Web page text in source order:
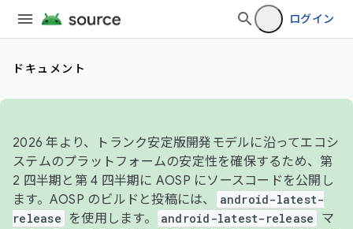
ログイン
ドキュメント
2026 年より、トランク安定版開発モデルに沿ってエコシ
ステムのプラットフォームの安定性を確保するため、第
2 四半期と第 4 四半期に AOSP にソースコードを公開し
ます。AOSP のビルドと投稿には、
android-latest-
release
を使用します。 android-latest-release
マ